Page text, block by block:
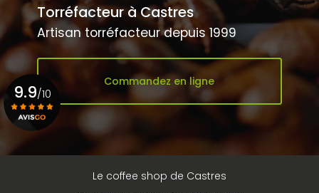
Torréfacteur à Castres
Artisan torréfacteur depuis 1999
Commandez en ligne
Le coffee shop de Castres
9.9/10